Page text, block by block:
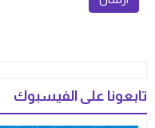
تابعونا على الفيسبوك